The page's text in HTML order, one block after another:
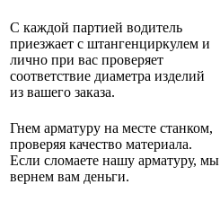
С каждой партией водитель
приезжает с штангенциркулем и
лично при вас проверяет
соответствие диаметра изделий
из вашего заказа.
Гнем арматуру на месте станком,
проверяя качество материала.
Если сломаете нашу арматуру, мы
вернем вам деньги.